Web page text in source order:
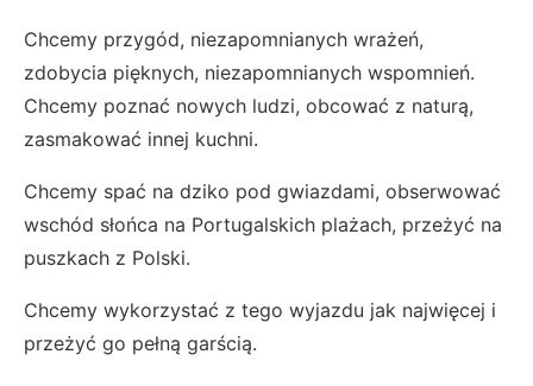
Chcemy przygód, niezapomnianych wrażeń,
zdobycia pięknych, niezapomnianych wspomnień.
Chcemy poznać nowych ludzi, obcować z naturą,
zasmakować innej kuchni.
Chcemy spać na dziko pod gwiazdami, obserwować
wschód słońca na Portugalskich plażach, przeżyć na
puszkach z Polski.
Chcemy wykorzystać z tego wyjazdu jak najwięcej i
przeżyć go pełną garścią.